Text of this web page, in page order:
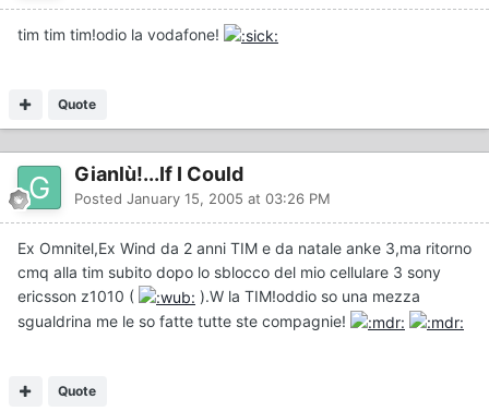
tim tim tim!odio la vodafone!
Quote
Gianlù!...If I Could
Posted January 15, 2005 at 03:26 PM
Ex Omnitel,Ex Wind da 2 anni TIM e da natale anke 3,ma ritorno
cmq alla tim subito dopo lo sblocco del mio cellulare 3 sony
ericsson z1010 (
).W la TIM!oddio so una mezza
sgualdrina me le so fatte tutte ste compagnie!
Quote